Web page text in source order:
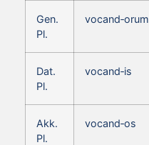
Gen.
Pl.
vocand‑orum
Dat.
Pl.
vocand‑is
Akk.
Pl.
vocand‑os